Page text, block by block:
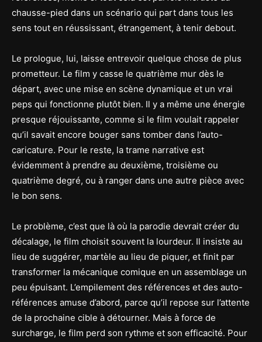
chausse-pied dans un scénario qui part dans tous les
sens tout en réussissant, étrangement, à tenir debout.
Le prologue, lui, laisse entrevoir quelque chose de plus
prometteur. Le film y casse le quatrième mur dès le
départ, avec une mise en scène dynamique et un vrai
peps qui fonctionne plutôt bien. Il y a même une énergie
presque réjouissante, comme si le film voulait rappeler
qu’il savait encore bouger sans tomber dans l’auto-
caricature. Pour le reste, la trame narrative est
évidemment à prendre au deuxième, troisième ou
quatrième degré, ou à ranger dans une autre pièce avec
le bon sens.
Le problème, c’est que là où la parodie devrait créer du
décalage, le film choisit souvent la lourdeur. Il insiste au
lieu de suggérer, martèle au lieu de piquer, et finit par
transformer la mécanique comique en un assemblage un
peu épuisant. L’empilement des références et des auto-
références amuse d’abord, parce qu’il repose sur l’attente
de la prochaine cible à détourner. Mais à force de
surcharge, le film perd son rythme et son efficacité. Pour